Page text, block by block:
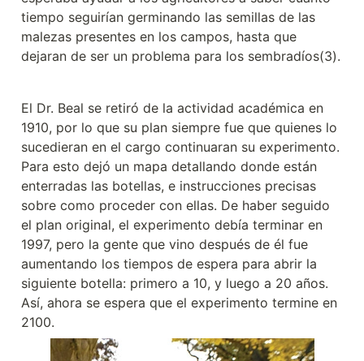
tiempo seguirían germinando las semillas de las
malezas presentes en los campos, hasta que
dejaran de ser un problema para los sembradíos(3).
El Dr. Beal se retiró de la actividad académica en
1910, por lo que su plan siempre fue que quienes lo
sucedieran en el cargo continuaran su experimento.
Para esto dejó un mapa detallando donde están
enterradas las botellas, e instrucciones precisas
sobre como proceder con ellas. De haber seguido
el plan original, el experimento debía terminar en
1997, pero la gente que vino después de él fue
aumentando los tiempos de espera para abrir la
siguiente botella: primero a 10, y luego a 20 años.
Así, ahora se espera que el experimento termine en
2100.